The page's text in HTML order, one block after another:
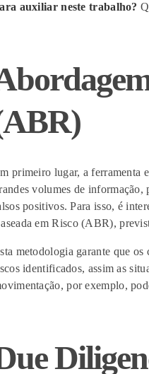
auxiliar neste trabalho?
primeiro lugar, a ferramenta
volumes de
positivos. Para isso, é
em Risco (ABR),
metodologia garante que os
identificados, assim as
por exemplo,